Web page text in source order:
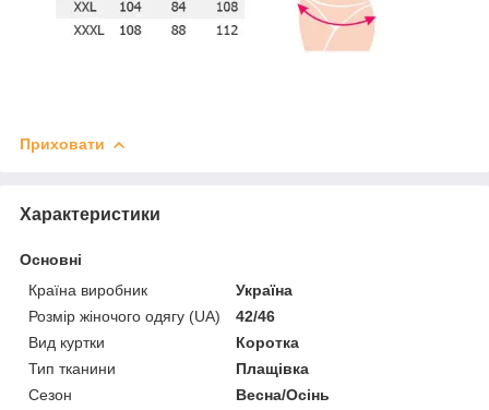
Приховати
Характеристики
Основні
Країна виробник
Україна
Розмір жіночого одягу (UA)
42/46
Вид куртки
Коротка
Тип тканини
Плащівка
Сезон
Весна/Осінь